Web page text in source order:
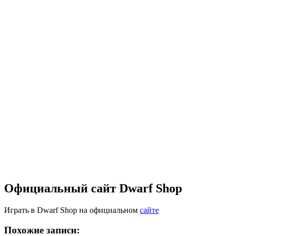
Официальный сайт Dwarf Shop
Играть в Dwarf Shop на официальном сайте
Похожие записи: